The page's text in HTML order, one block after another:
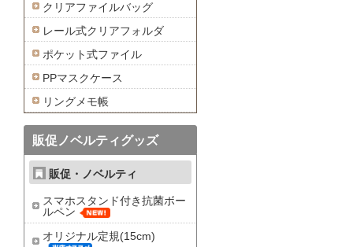
クリアファイルバッグ
レール式クリアフォルダ
ポケット式ファイル
PPマスクケース
リングメモ帳
販促ノベルティグッズ
販促・ノベルティ
スマホスタンド付き抗菌ボー
ルペン
オリジナル定規(15cm)